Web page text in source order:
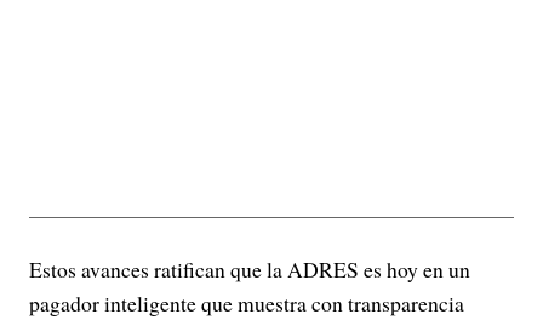
Estos avances ratifican que la ADRES es hoy en un
pagador inteligente que muestra con transparencia